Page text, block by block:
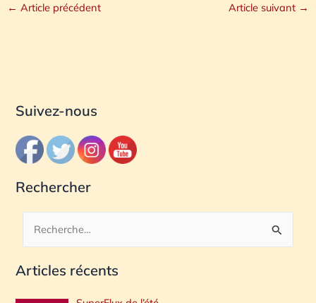
← Article précédent Article suivant →
Suivez-nous
Rechercher
c
Articles récents